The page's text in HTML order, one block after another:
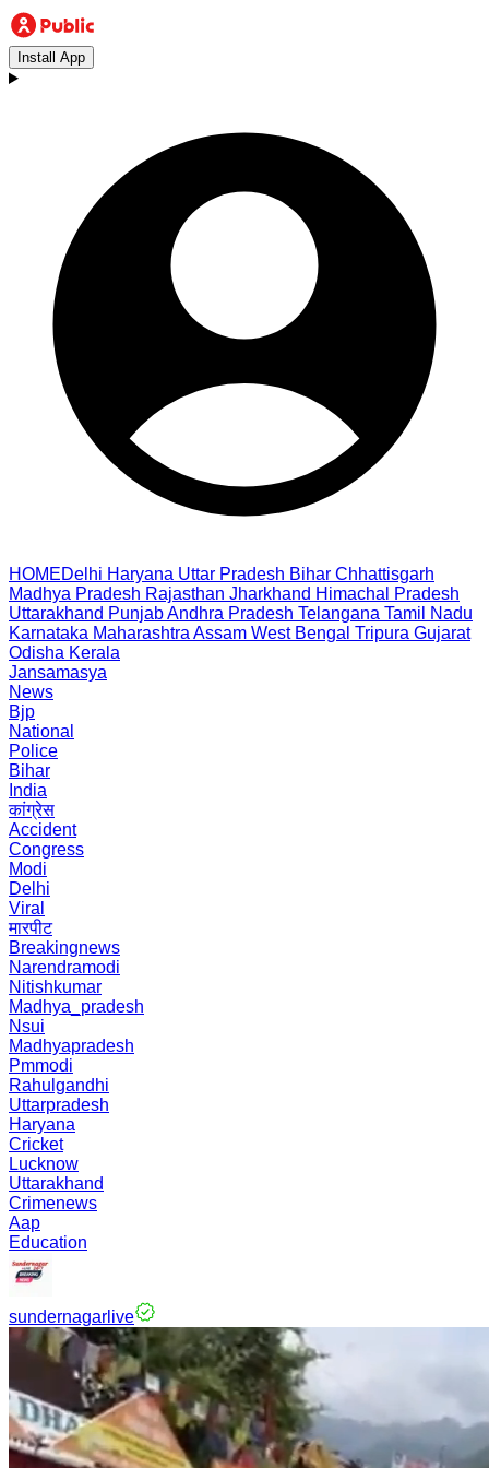
Install App
HOMEDelhi Haryana Uttar Pradesh Bihar Chhattisgarh
Madhya Pradesh Rajasthan Jharkhand Himachal Pradesh
Uttarakhand PunjabAndhra Pradesh Telangana Tamil Nadu
Karnataka Maharashtra Assam West Bengal Tripura Gujarat
Odisha Kerala
Jansamasya
News
Bjp
National
Police
Bihar
India
कांग्रेस
Accident
Congress
Modi
Delhi
Viral
मारपीट
Breakingnews
Narendramodi
Nitishkumar
Madhya_pradesh
Nsui
Madhyapradesh
Pmmodi
Rahulgandhi
Uttarpradesh
Haryana
Cricket
Lucknow
Uttarakhand
Crimenews
Aap
Education
sundernagarlive